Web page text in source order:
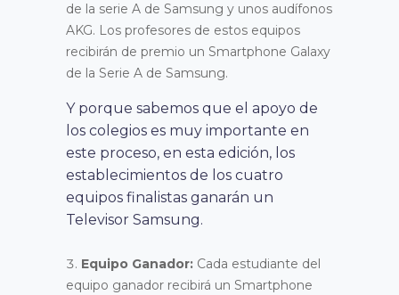
de la serie A de Samsung y unos audífonos
AKG. Los profesores de estos equipos
recibirán de premio un Smartphone Galaxy
de la Serie A de Samsung.
Y porque sabemos que el apoyo de
los colegios es muy importante en
este proceso, en esta edición, los
establecimientos de los cuatro
equipos finalistas ganarán un
Televisor Samsung.
Equipo Ganador: Cada estudiante del
equipo ganador recibirá un Smartphone